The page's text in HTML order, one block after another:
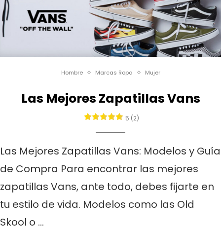
Hombre Marcas Ropa Mujer
Las Mejores Zapatillas Vans
5 (2)
Las Mejores Zapatillas Vans: Modelos y Guía
de Compra Para encontrar las mejores
zapatillas Vans, ante todo, debes fijarte en
tu estilo de vida. Modelos como las Old
Skool o …